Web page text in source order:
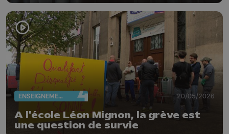
ENSEIGNEMENT 20/05/2026
A l'école Léon Mignon, la grève est
une question de survie